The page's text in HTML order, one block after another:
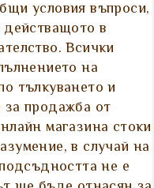
условия въпроси,
действащото в
Всички
на
тълкуването и
продажба от
магазина стоки
в случай на
не е